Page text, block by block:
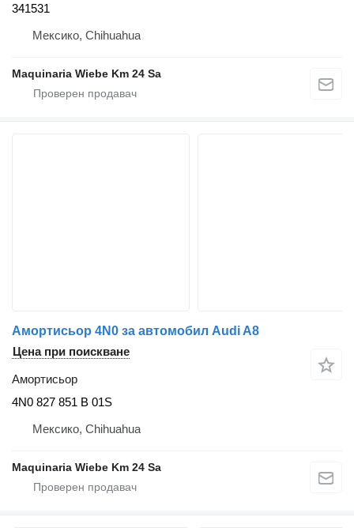
341531
Мексико, Chihuahua
Maquinaria Wiebe Km 24 Sa
Амортисьор 4N0 за автомобил Audi A8
Цена при поискване
Амортисьор
4N0 827 851 B 01S
Мексико, Chihuahua
Maquinaria Wiebe Km 24 Sa